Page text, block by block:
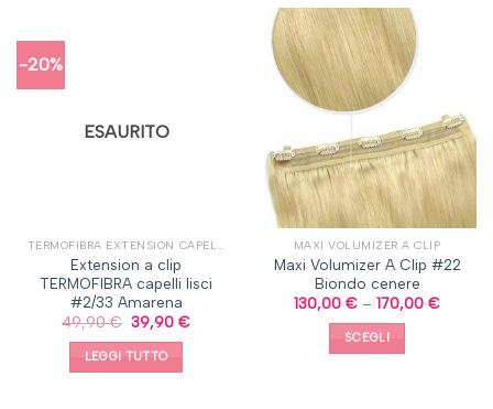
-20%
ESAURITO
TERMOFIBRA EXTENSION CAPELLI A CLIP, CAPELLI LISCI
Extension a clip
TERMOFIBRA capelli lisci
#2/33 Amarena
49,90€ 39,90€
LEGGI TUTTO
MAXI VOLUMIZER A CLIP
Maxi Volumizer A Clip #22
Biondo cenere
130,00 € – 170,00 €
SCEGLI